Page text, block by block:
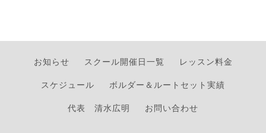
お知らせ スクール開催日一覧
レッスン料金
スケジュール
ボルダー＆ルートセット実績
代表 清水広明
お問い合わせ